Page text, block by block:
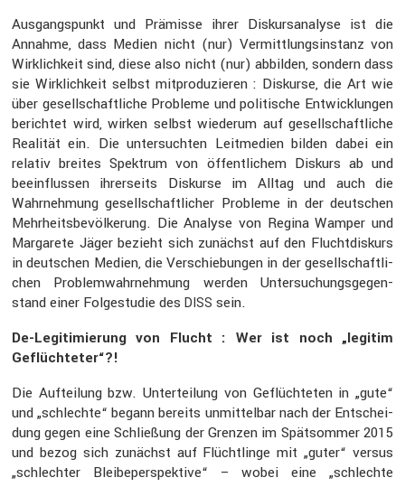
Ausgangs­punkt und Prämisse ihrer Diskurs­ana­lyse ist die
Annahme, dass Medien nicht (nur) Vermitt­lungs­in­stanz von
Wirklich­keit sind, diese also nicht (nur) abbilden, sondern dass
sie Wirklich­keit selbst mitpro­du­zieren : Diskurse, die Art wie
über gesell­schaft­liche Probleme und politi­sche Entwick­lungen
berichtet wird, wirken selbst wiederum auf gesell­schaft­liche
Realität ein. Die unter­suchten Leitme­dien bilden dabei ein
relativ breites Spektrum von öffent­li­chem Diskurs ab und
beein­flussen ihrer­seits Diskurse im Alltag und auch die
Wahrneh­mung gesell­schaft­li­cher Probleme in der deutschen
Mehrheits­be­völ­ke­rung. Die Analyse von Regina Wamper und
Marga­rete Jäger bezieht sich zunächst auf den Flucht­dis­kurs
in deutschen Medien, die Verschie­bungen in der gesell­schaft­li­
chen Problem­wahr­neh­mung werden Unter­su­chungs­ge­gen­
stand einer Folge­studie des DISS sein.
De-Legiti­mie­rung von Flucht : Wer ist noch „legitim
Geflüch­teter“?!
Die Auftei­lung bzw. Unter­tei­lung von Geflüch­teten in „gute“
und „schlechte“ begann bereits unmit­telbar nach der Entschei­
dung gegen eine Schlie­ßung der Grenzen im Spätsommer 2015
und bezog sich zunächst auf Flücht­linge mit „guter“ versus
„schlechter Bleibe­per­spek­tive“ – wobei eine „schlechte